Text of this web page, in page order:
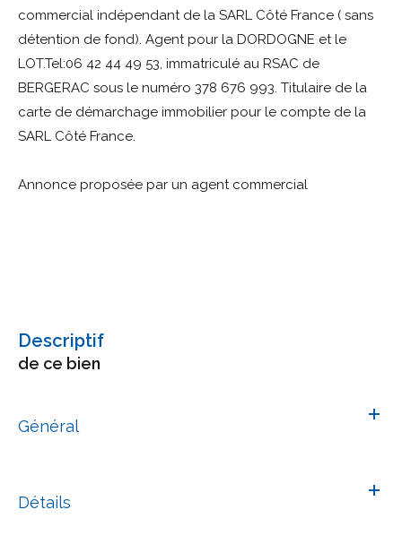
commercial indépendant de la SARL Côté France ( sans
détention de fond). Agent pour la DORDOGNE et le
LOT.Tel:06 42 44 49 53, immatriculé au RSAC de
BERGERAC sous le numéro 378 676 993. Titulaire de la
carte de démarchage immobilier pour le compte de la
SARL Côté France.
Annonce proposée par un agent commercial
descriptif
de ce bien
Général
Détails